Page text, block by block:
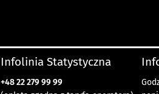
Infolinia Statystyczna
+48 22 279 99 99